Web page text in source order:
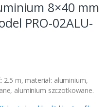
8×40 mm
PRO-02ALU-
2.5 m, materiał: aluminium,
aluminium szczotkowane.